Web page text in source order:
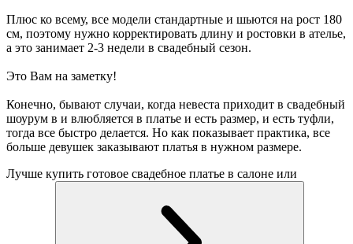
Плюс ко всему, все модели стандартные и шьются на рост 180
см, поэтому нужно корректировать длину и ростовки в ателье,
а это занимает 2-3 недели в свадебный сезон.
Это Вам на заметку!
Конечно, бывают случаи, когда невеста приходит в свадебный
шоурум в и влюбляется в платье и есть размер, и есть туфли,
тогда все быстро делается. Но как показывает практика, все
больше девушек заказывают платья в нужном размере.
Лучше купить готовое свадебное платье в салоне или